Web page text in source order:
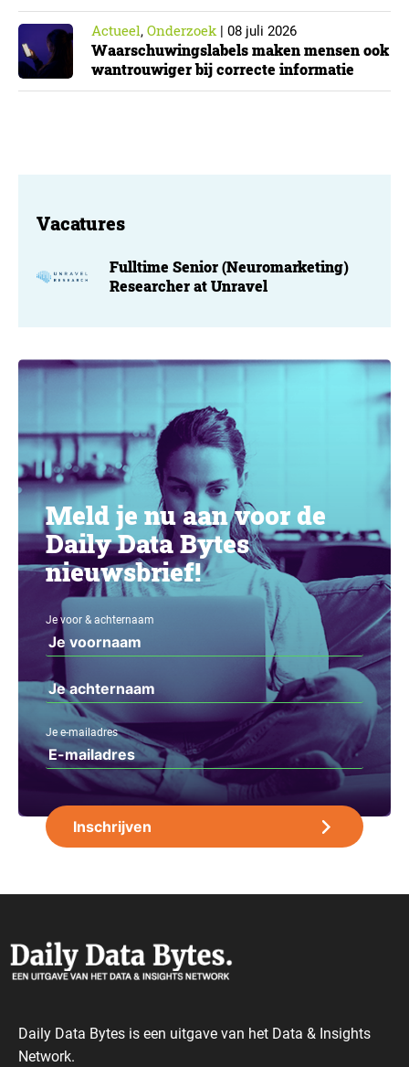
Actueel, Onderzoek| 08 juli 2026
Waarschuwingslabels maken mensen ook
wantrouwiger bij correcte informatie
Vacatures
Fulltime Senior (Neuromarketing)
Researcher at Unravel
Meld je nu aan voor de
Daily Data Bytes
nieuwsbrief!
Je voor & achternaam
Je e-mailadres
Daily Data Bytes is een uitgave van het Data & Insights
Network.